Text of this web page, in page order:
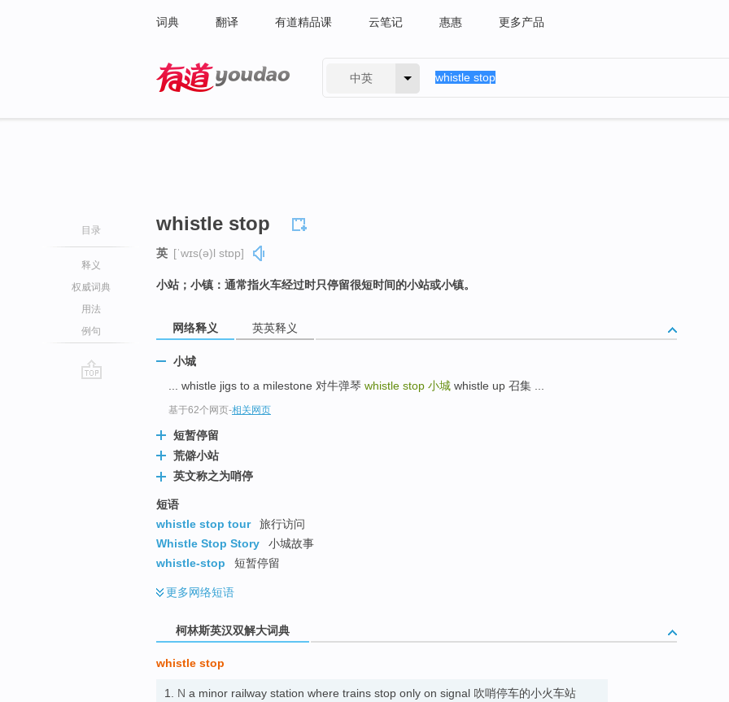
词典 翻译 有道精品课 云笔记 惠惠 更多产品
中英
目录
释义
权威词典
用法
例句
whistle stop
英 [ˈwɪs(ə)l stɒp]
小站；小镇：通常指火车经过时只停留很短时间的小站或小镇。
网络释义 英英释义
小城
... whistle jigs to a milestone 对牛弹琴 whistle stop 小城 whistle up 召集 ...
基于62个网页-相关网页
短暂停留
荒僻小站
英文称之为哨停
短语
whistle stop tour
旅行访问
Whistle Stop Story
小城故事
whistle-stop
短暂停留
更多网络短语
柯林斯英汉双解大词典
whistle stop
1. N a minor railway station where trains stop only on signal 吹哨停车的小火车站